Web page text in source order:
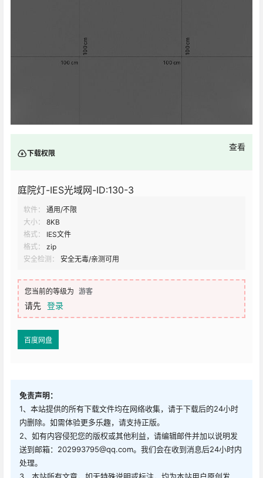
下载权限
查看
庭院灯-IES光域网-ID:130-3
软件：
通用/不限
大小：
8KB
格式：
IES文件
格式：
zip
安全检测：
安全无毒/亲测可用
您当前的等级为 游客
请先 登录
百度网盘
免责声明：
1、本站提供的所有下载文件均在网络收集，请于下载后的24小时
内删除。如需体验更多乐趣，请支持正版。
2、如有内容侵犯您的版权或其他利益，请编辑邮件并加以说明发
送到邮箱：202993795@qq.com。我们会在收到消息后24小时内
处理。
3、本站所有文章，如无特殊说明或标注，均为本站用户原创发